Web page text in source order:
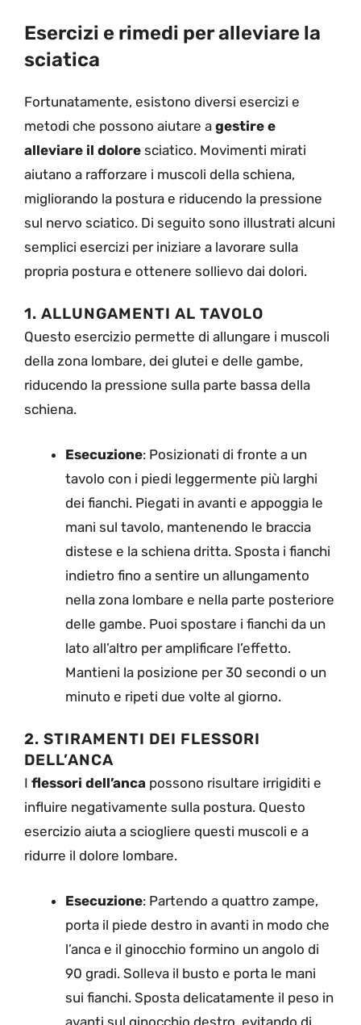
Esercizi e rimedi per alleviare la
sciatica
Fortunatamente, esistono diversi esercizi e
metodi che possono aiutare a gestire e
alleviare il dolore sciatico. Movimenti mirati
aiutano a rafforzare i muscoli della schiena,
migliorando la postura e riducendo la pressione
sul nervo sciatico. Di seguito sono illustrati alcuni
semplici esercizi per iniziare a lavorare sulla
propria postura e ottenere sollievo dai dolori.
1. ALLUNGAMENTI AL TAVOLO
Questo esercizio permette di allungare i muscoli
della zona lombare, dei glutei e delle gambe,
riducendo la pressione sulla parte bassa della
schiena.
Esecuzione: Posizionati di fronte a un
tavolo con i piedi leggermente più larghi
dei fianchi. Piegati in avanti e appoggia le
mani sul tavolo, mantenendo le braccia
distese e la schiena dritta. Sposta i fianchi
indietro fino a sentire un allungamento
nella zona lombare e nella parte posteriore
delle gambe. Puoi spostare i fianchi da un
lato all’altro per amplificare l’effetto.
Mantieni la posizione per 30 secondi o un
minuto e ripeti due volte al giorno.
2. STIRAMENTI DEI FLESSORI
DELL’ANCA
I flessori dell’anca possono risultare irrigiditi e
influire negativamente sulla postura. Questo
esercizio aiuta a sciogliere questi muscoli e a
ridurre il dolore lombare.
Esecuzione: Partendo a quattro zampe,
porta il piede destro in avanti in modo che
l’anca e il ginocchio formino un angolo di
90 gradi. Solleva il busto e porta le mani
sui fianchi. Sposta delicatamente il peso in
avanti sul ginocchio destro, evitando di